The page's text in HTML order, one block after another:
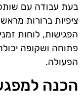
בעת עבודה עם
ציפיות ברורות
הפגישות, לוחות
פתוחה ושקופה
הפעולה.
הכנה